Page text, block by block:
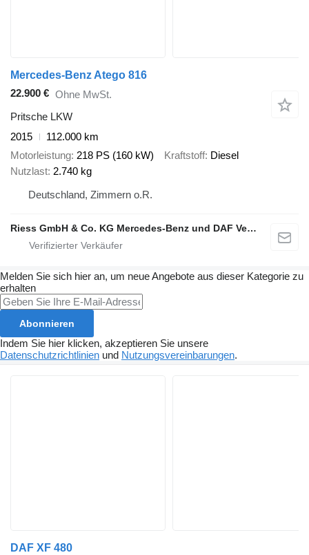
Mercedes-Benz Atego 816
22.900 € Ohne MwSt.
Pritsche LKW
2015
112.000 km
Motorleistung 218 PS (160 kW) Kraftstoff Diesel
Nutzlast 2.740 kg
Deutschland, Zimmern o.R.
Riess GmbH & Co. KG Mercedes-Benz und DAF Vertragspartner
Melden Sie sich hier an, um neue Angebote aus dieser Kategorie zu
erhalten
Abonnieren
Indem Sie hier klicken, akzeptieren Sie unsere
Datenschutzrichtlinien und Nutzungsvereinbarungen.
DAF XF 480